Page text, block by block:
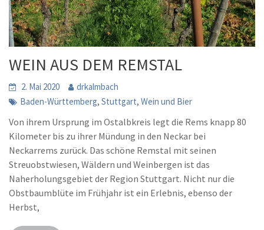
WEIN AUS DEM REMSTAL
2. Mai 2020
drkalmbach
Baden-Württemberg,Stuttgart,Wein und Bier
Von ihrem Ursprung im Ostalbkreis legt die Rems knapp 80
Kilometer bis zu ihrer Mündung in den Neckar bei
Neckarrems zurück. Das schöne Remstal mit seinen
Streuobstwiesen, Wäldern und Weinbergen ist das
Naherholungsgebiet der Region Stuttgart. Nicht nur die
Obstbaumblüte im Frühjahr ist ein Erlebnis, ebenso der
Herbst,